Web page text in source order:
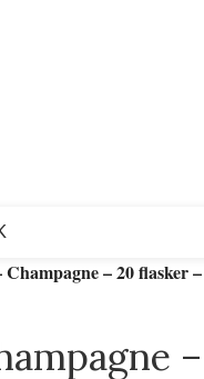
Champagne – 20 flasker